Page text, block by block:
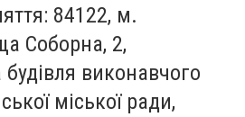
84122, м.
Соборна, 2,
будівля виконавчого
міської ради,